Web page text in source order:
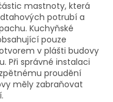
mastnoty, která
potrubí a
Kuchyňské
pouze
v plášti budovy
Při správné instalaci
proudění
měly zabraňovat